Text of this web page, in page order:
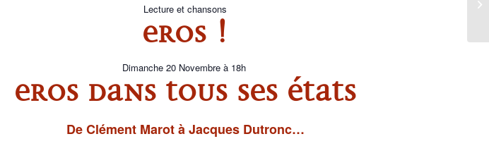
Lecture et chansons
EROS !
Dimanche 20 Novembre à 18h
EROS DANS TOUS SES ÉTATS
De Clément Marot à Jacques Dutronc…